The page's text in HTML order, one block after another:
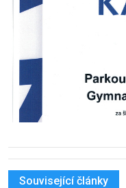
Související články